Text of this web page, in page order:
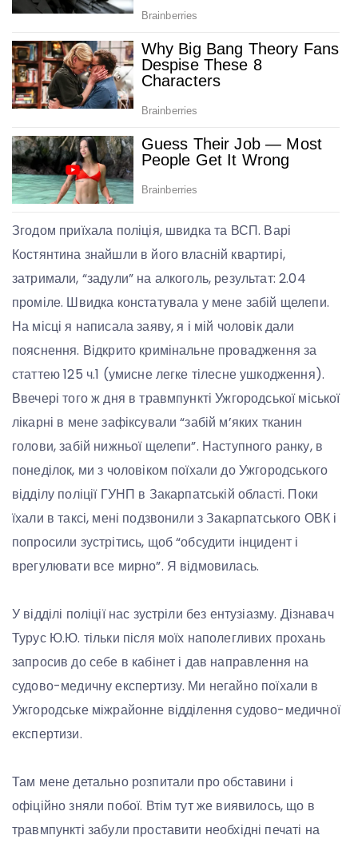
Згодом приїхала поліція, швидка та ВСП. Варі
Костянтина знайшли в його власній квартирі,
затримали, “задули” на алкоголь, результат: 2.04
проміле. Швидка констатувала у мене забій щелепи.
На місці я написала заяву, я і мій чоловік дали
пояснення. Відкрито кримінальне провадження за
статтею 125 ч.1 (умисне легке тілесне ушкодження).
Ввечері того ж дня в травмпункті Ужгородської міської
лікарні в мене зафіксували “забій м’яких тканин
голови, забій нижньої щелепи”. Наступного ранку, в
понеділок, ми з чоловіком поїхали до Ужгородського
відділу поліції ГУНП в Закарпатській області. Поки
їхали в таксі, мені подзвонили з Закарпатського ОВК і
попросили зустрітись, щоб “обсудити інцидент і
врегулювати все мирно”. Я відмовилась.
У відділі поліції нас зустріли без ентузіазму. Дізнавач
Турус Ю.Ю. тільки після моїх наполегливих прохань
запросив до себе в кабінет і дав направлення на
судово-медичну експертизу. Ми негайно поїхали в
Ужгородське міжрайонне відділення судово-медичної
експертизи.
Там мене детально розпитали про обставини і
офіційно зняли побої. Втім тут же виявилось, що в
травмпункті забули проставити необхідні печаті на